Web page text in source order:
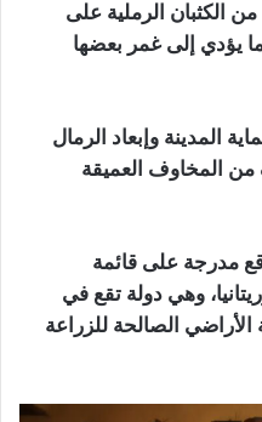
الكثبان الرملية على
يؤدي إلى غمر بعضها
المدينة وإبعاد الرمال
من المخاوف العميقة
مدرجة على قائمة
وهي دولة تقع في
الصالحة للزراعة